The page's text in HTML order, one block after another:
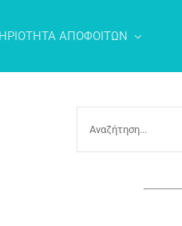
ΑΠΟΦΟΙΤΩΝ